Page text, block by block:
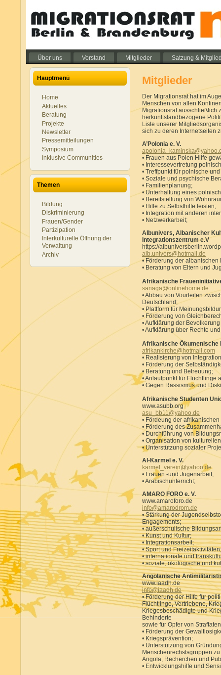
Über uns Vorstand Mitglieder Satzung &
Hauptmenü
Home
Aktuelles
Beratung
Projekte
Newsletter
Pressemitteilungen
Symposium
Inklusive Communities
Themen
Bildung
Diskriminierung
Frauen/Gender
Partizipation
Interkulturelle Öffnung der
Verwaltung
Archiv
Mitglieder
Der Migrationsrat hat im
Menschen von allen
Migrationsrat ausschließlich
herkunftslandbezogene
Liste unserer
sich zu deren Internetseiten
A’Polonia e. V.
• Frauen aus Polen Hilfe
• Interessevertretung
• Treffpunkt für polnische
• Soziale und psychische
• Familienplanung;
• Unterhaltung eines
• Bereitstellung von
• Hilfe zu Selbsthilfe leisten;
• Integration mit anderen
• Netzwerkarbeit;
Albunivers, Albanischer
Integrationszentrum e.V
https://
alb.univers@hotmail.de
• Förderung der albanischen
• Beratung von Eltern und
Afrikanische
sanaga@onlinehome.de
• Abbau von Vourteilen
Deutschland;
• Plattform für
• Förderung von
• Aufklärung der
• Aufklärung über Rechte
Afrikanische Ökumenische
afrikankirche@hotmail.com
• Realisierung von
• Förderung der
• Beratung und Betreuung;
• Anlaufpunkt für Flüchtlinge
• Gegen Rassismus und
Afrikanische Studenten
www.asubb.org
asu_bb11@yahoo.de
• Fördeung der
• Förderung des
• Durchführung von
• Organisation von
• Unterstützung sozialer
Al-Karmel e. V.
karmel_verein@yahoo.de
• Frauen -und Jugenarbeit;
• Arabischunterricht;
AMARO FORO e. V.
www.amaroforo.de
info@amarodrom.de
• Stärkung der
Engagements;
• außerschulische
• Kunst und Kultur;
• Integrationsarbeit;
• Sport und Freizeitaktivitäten;
• internationale und
• soziale, ökologische und
Angolanische
www.iaadh.de
info@iaadh.de
• Förderung der Hilfe für
Flüchtlinge, Vertriebene,
Kriegesbeschädigte und
Behinderte
sowie für Opfer von
• Förderung der
• Kriegsprävention;
• Unterstützung von
Menschenrechstsgruppen
Angola; Recherchen und
• Entwicklungshilfe und